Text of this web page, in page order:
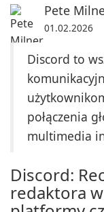
Pete
01.02.2026
Discord to
połączenia
multimedia
Discord:
redaktora